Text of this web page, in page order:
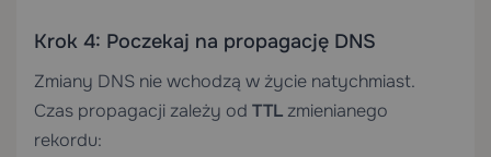
Krok 4: Poczekaj na propagację DNS
Zmiany DNS nie wchodzą w życie natychmiast.
Czas propagacji zależy od TTL zmienianego
rekordu: